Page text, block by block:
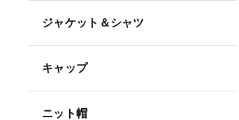
ジャケット＆シャツ
キャップ
ニット帽